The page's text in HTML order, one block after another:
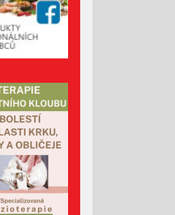
Březen 2024
Únor 2024
Leden 2024
Prosinec 2023
Listopad 2023
Říjen 2023
Září 2023
Srpen 2023
Červenec 2023